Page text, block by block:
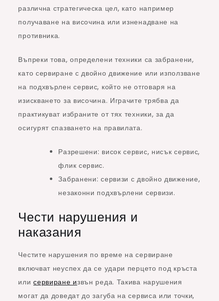
различна стратегическа цел, като например
получаване на височина или изненадване на
противника.
Въпреки това, определени техники са забранени,
като сервиране с двойно движение или използване
на подхвърлен сервис, който не отговаря на
изискването за височина. Играчите трябва да
практикуват избраните от тях техники, за да
осигурят спазването на правилата.
Разрешени: висок сервис, нисък сервис,
флик сервис.
Забранени: сервизи с двойно движение,
незаконни подхвърлени сервизи.
Чести нарушения и
наказания
Честите нарушения по време на сервиране
включват неуспех да се удари перцето под кръста
илисервиране извън реда. Такива нарушения
могат да доведат до загуба на сервиса или точки,